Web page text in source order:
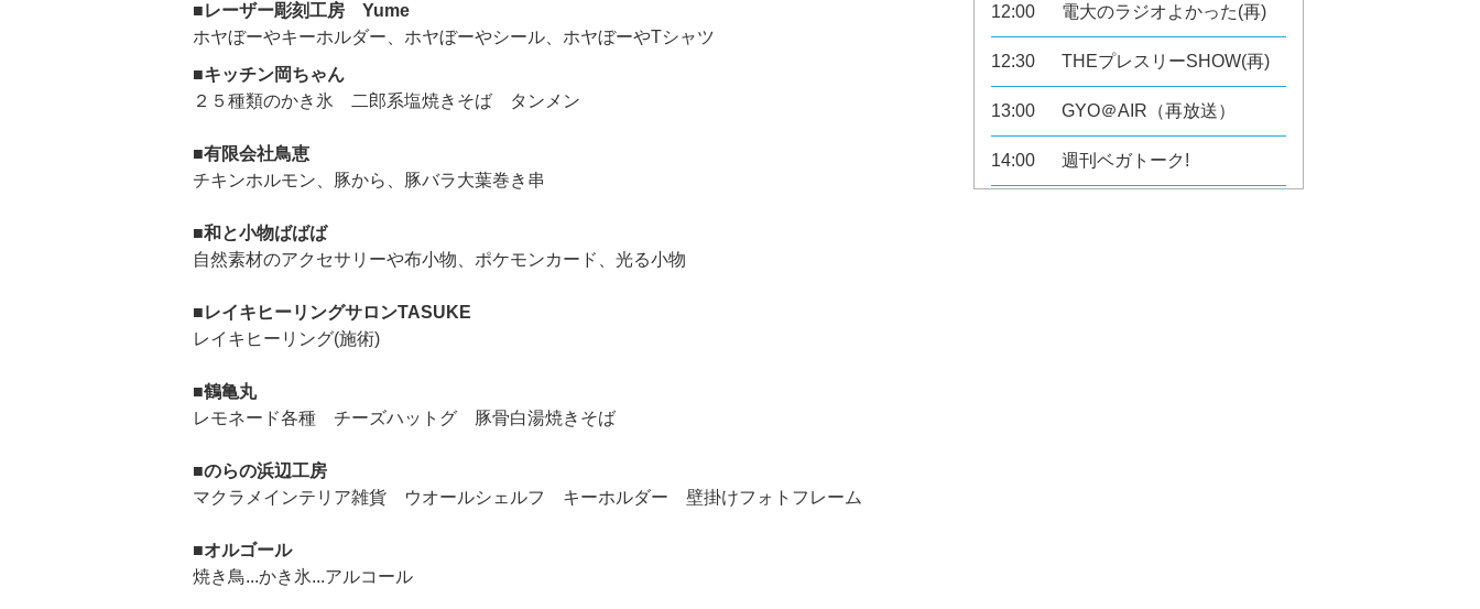
■レーザー彫刻工房 Yume
ホヤぼーやキーホルダー、ホヤぼーやシール、ホヤぼーやTシャツ
■キッチン岡ちゃん
２５種類のかき氷 二郎系塩焼きそば タンメン
■有限会社鳥恵
チキンホルモン、豚から、豚バラ大葉巻き串
■和と小物ばばば
自然素材のアクセサリーや布小物、ポケモンカード、光る小物
■レイキヒーリングサロンTASUKE
レイキヒーリング(施術)
■鶴亀丸
レモネード各種 チーズハットグ 豚骨白湯焼きそば
■のらの浜辺工房
マクラメインテリア雑貨 ウオールシェルフ キーホルダー 壁掛けフォトフレーム
■オルゴール
焼き鳥...かき氷...アルコール
12:00 電大のラジオよかった(再)
12:30 THEプレスリーSHOW(再)
13:00 GYO＠AIR（再放送）
14:00 週刊ベガトーク!